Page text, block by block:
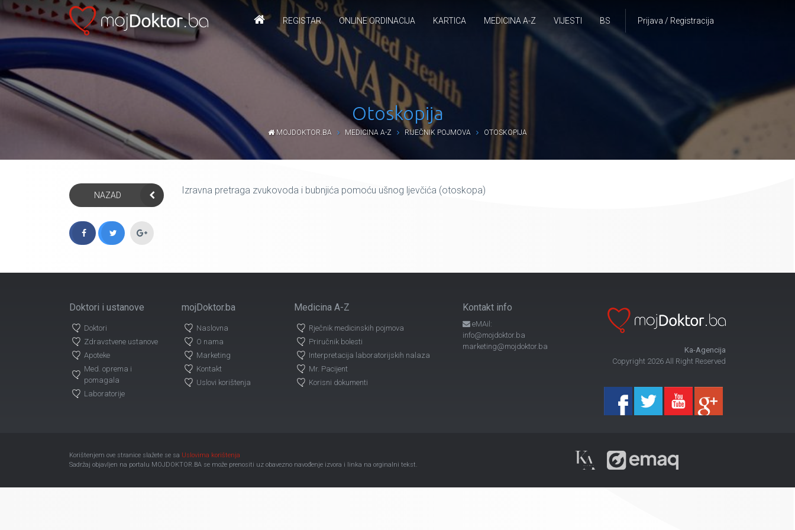
Prijava / Registracija
REGISTAR ONLINE ORDINACIJA KARTICA MEDICINA A-Z VIJESTI BS
Otoskopija
MOJDOKTOR.BA MEDICINA A-Z RIJEČNIK POJMOVA OTOSKOPIJA
NAZAD Izravna pretraga zvukovoda i bubnjića pomoću ušnog ljevčića (otoskopa)
Doktori i ustanove
Doktori
Zdravstvene ustanove
Apoteke
Med. oprema i
pomagala
Laboratorije
mojDoktor.ba
Naslovna
O nama
Marketing
Kontakt
Uslovi korištenja
Medicina A-Z
Rječnik medicinskih pojmova
Priručnik bolesti
Interpretacija laboratorijskih nalaza
Mr. Pacijent
Korisni dokumenti
Kontakt info
eMAil:
info@mojdoktor.ba
marketing@mojdoktor.ba
Ka-Agencija
Copyright 2026 All Right Reserved
Korištenjem ove stranice slažete se sa Uslovima korištenja
Sadržaj objavljen na portalu MOJDOKTOR.BA se može prenositi uz obavezno navođenje izvora i linka na orginalni tekst.